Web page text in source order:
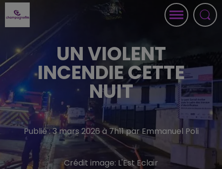
UN VIOLENT
INCENDIE CETTE
NUIT
Publié : 3 mars 2026 à 7h11 par Emmanuel Poli
Crédit image: L'Est Eclair